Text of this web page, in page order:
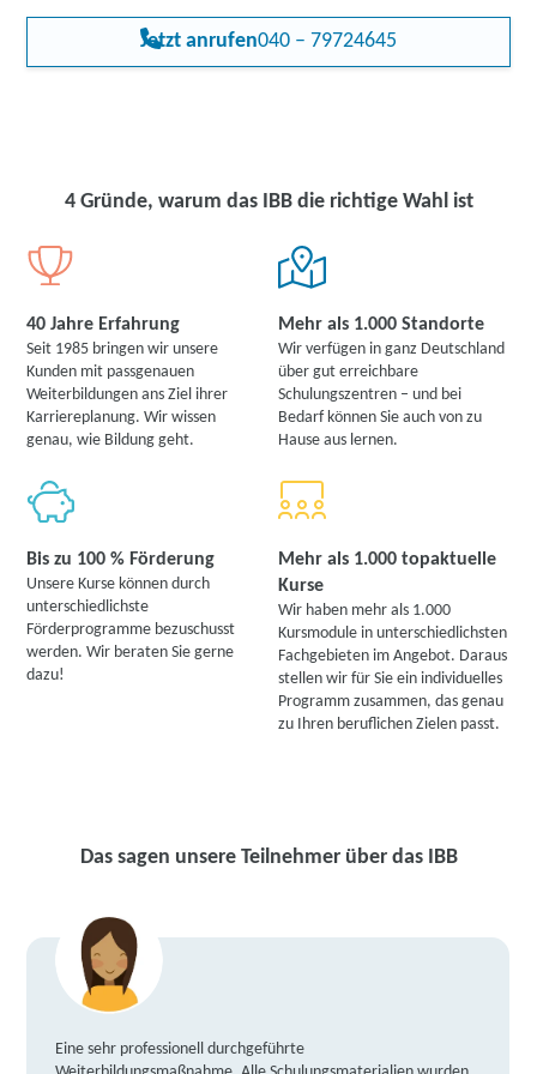
Jetzt anrufen040 – 79724645
4 Gründe, warum das IBB die richtige Wahl ist
40 Jahre Erfahrung
Seit 1985 bringen wir unsere
Kunden mit passgenauen
Weiterbildungen ans Ziel ihrer
Karriereplanung. Wir wissen
genau, wie Bildung geht.
Mehr als 1.000 Standorte
Wir verfügen in ganz Deutschland
über gut erreichbare
Schulungszentren – und bei
Bedarf können Sie auch von zu
Hause aus lernen.
Bis zu 100 % Förderung
Unsere Kurse können durch
unterschiedlichste
Förderprogramme bezuschusst
werden. Wir beraten Sie gerne
dazu!
Mehr als 1.000 topaktuelle
Kurse
Wir haben mehr als 1.000
Kursmodule in unterschiedlichsten
Fachgebieten im Angebot. Daraus
stellen wir für Sie ein individuelles
Programm zusammen, das genau
zu Ihren beruflichen Zielen passt.
Das sagen unsere Teilnehmer über das IBB
Eine sehr professionell durchgeführte